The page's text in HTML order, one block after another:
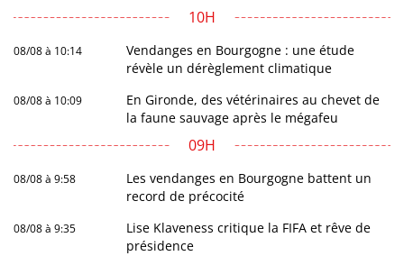
10H
08/08 à 10:14
Vendanges en Bourgogne : une étude
révèle un dérèglement climatique
08/08 à 10:09
En Gironde, des vétérinaires au chevet de
la faune sauvage après le mégafeu
09H
08/08 à 9:58
Les vendanges en Bourgogne battent un
record de précocité
08/08 à 9:35
Lise Klaveness critique la FIFA et rêve de
présidence